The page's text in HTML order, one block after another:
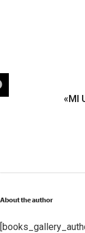
«MI
About the author